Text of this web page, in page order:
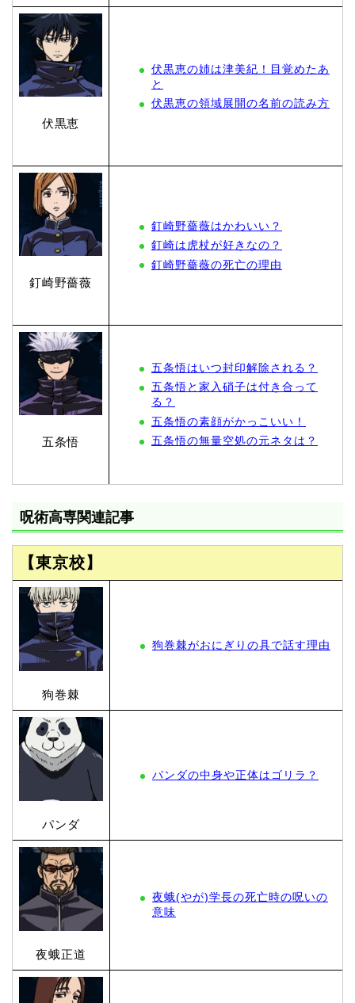
伏黒恵
伏黒恵の姉は津美紀！目覚めたあ
と
伏黒恵の領域展開の名前の読み方
釘崎野薔薇
釘崎野薔薇はかわいい？
釘崎は虎杖が好きなの？
釘崎野薔薇の死亡の理由
五条悟
五条悟はいつ封印解除される？
五条悟と家入硝子は付き合って
る？
五条悟の素顔がかっこいい！
五条悟の無量空処の元ネタは？
呪術高専関連記事
【東京校】
狗巻棘
狗巻棘がおにぎりの具で話す理由
パンダ
パンダの中身や正体はゴリラ？
夜蛾正道
夜蛾(やが)学長の死亡時の呪いの
意味